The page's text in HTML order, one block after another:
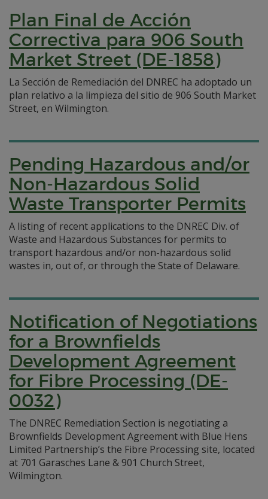
Plan Final de Acción
Correctiva para 906 South
Market Street (DE-1858)
La Sección de Remediación del DNREC ha adoptado un
plan relativo a la limpieza del sitio de 906 South Market
Street, en Wilmington.
Pending Hazardous and/or
Non-Hazardous Solid
Waste Transporter Permits
A listing of recent applications to the DNREC Div. of
Waste and Hazardous Substances for permits to
transport hazardous and/or non-hazardous solid
wastes in, out of, or through the State of Delaware.
Notification of Negotiations
for a Brownfields
Development Agreement
for Fibre Processing (DE-
0032)
The DNREC Remediation Section is negotiating a
Brownfields Development Agreement with Blue Hens
Limited Partnership’s the Fibre Processing site, located
at 701 Garasches Lane & 901 Church Street,
Wilmington.